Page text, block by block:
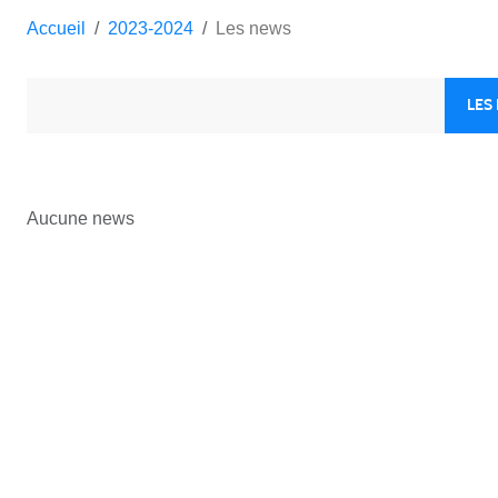
Accueil 2023-2024 Les news
LES
Aucune news